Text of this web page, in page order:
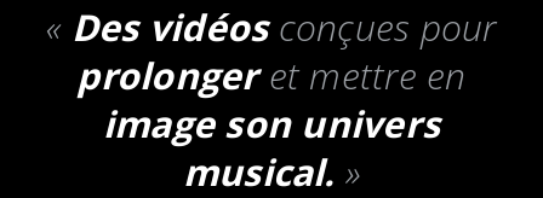
« Des vidéosconçues pour
prolongeret mettre en
image son univers
musical. »